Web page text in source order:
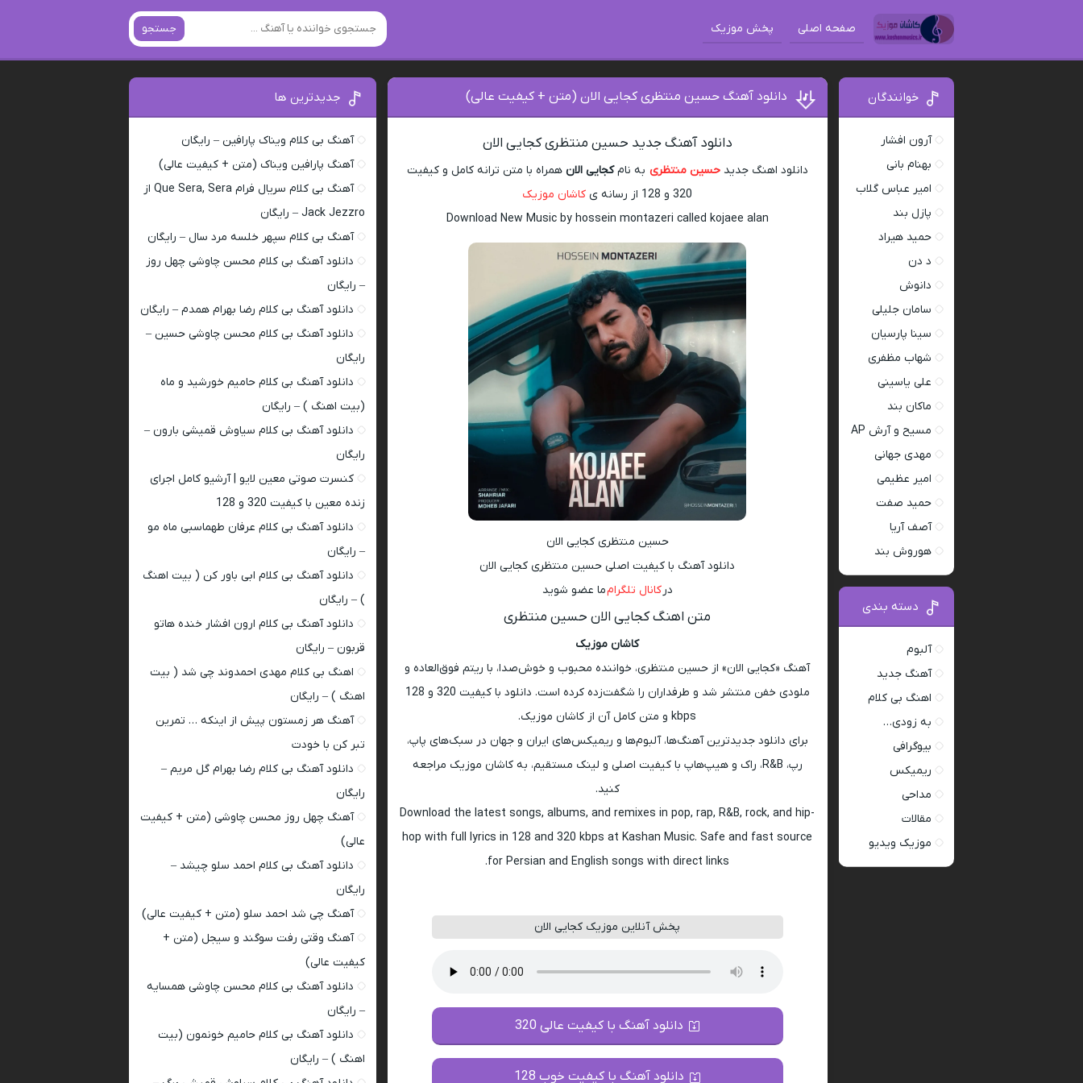
صفحه اصلی پخش موزیک جستجو
دانلود آهنگ حسین منتظری کجایی الان (متن + کیفیت عالی)
دانلود آهنگ جدید حسین منتظری کجایی الان
دانلود اهنگ جدیدحسین منتظری به نامکجایی الان همراه با متن ترانه کامل و کیفیت
320 و 128 از رسانه ی
کاشان موزیک
Download New Music by hossein montazeri called kojaee alan
حسین منتظری کجایی الان
دانلود آهنگ با کیفیت اصلی حسین منتظری کجایی الان
در کانال تلگرامما عضو شوید
متن اهنگ کجایی الان حسین منتظری
کاشان موزیک
آهنگ «کجایی الان» از حسین منتظری، خواننده محبوب و خوش‌صدا، با ریتم فوق‌العاده و
ملودی خفن منتشر شد و طرفداران را شگفت‌زده کرده است. دانلود با کیفیت 320 و 128
kbps و متن کامل آن از کاشان موزیک.
برای دانلود جدیدترین آهنگ‌ها، آلبوم‌ها و ریمیکس‌های ایران و جهان در سبک‌های پاپ،
رپ، R&B، راک و هیپ‌هاپ با کیفیت اصلی و لینک مستقیم، به کاشان موزیک مراجعه
کنید.
Download the latest songs, albums, and remixes in pop, rap, R&B, rock, and hip-
hop with full lyrics in 128 and 320 kbps at Kashan Music. Safe and fast source
for Persian and English songs with direct links.
پخش آنلاین موزیک کجایی الان
دانلود آهنگ با کیفیت عالی 320
دانلود آهنگ با کیفیت خوب 128
خوانندگان
آرون افشار
بهنام بانی
امیر عباس گلاب
پازل بند
حمید هیراد
د دن
دانوش
سامان جلیلی
سینا پارسیان
شهاب مظفری
علی یاسینی
ماکان بند
مسیح و آرش AP
مهدی جهانی
امیر عظیمی
حمید صفت
آصف آریا
هوروش بند
دسته بندی
آلبوم
آهنگ جدید
اهنگ بی کلام
به زودی…
بیوگرافی
ریمیکس
مداحی
مقالات
موزیک ویدیو
جدیدترین ها
آهنگ بی کلام ویناک پارافین – رایگان
آهنگ پارافین ویناک (متن + کیفیت عالی)
آهنگ بی کلام سریال فرام Que Sera, Sera از
Jack Jezzro – رایگان
آهنگ بی کلام سپهر خلسه مرد سال – رایگان
دانلود آهنگ بی کلام محسن چاوشی چهل روز
– رایگان
دانلود آهنگ بی کلام رضا بهرام همدم – رایگان
دانلود آهنگ بی کلام محسن چاوشی حسین –
رایگان
دانلود آهنگ بی کلام حامیم خورشید و ماه
(بیت اهنگ ) – رایگان
دانلود آهنگ بی کلام سیاوش قمیشی بارون –
رایگان
کنسرت صوتی معین لایو | آرشیو کامل اجرای
زنده معین با کیفیت 320 و 128
دانلود آهنگ بی کلام عرفان طهماسبی ماه مو
– رایگان
دانلود آهنگ بی کلام ابی باور کن ( بیت اهنگ
) – رایگان
دانلود آهنگ بی کلام ارون افشار خنده هاتو
قربون – رایگان
اهنگ بی کلام مهدی احمدوند چی شد ( بیت
اهنگ ) – رایگان
آهنگ هر زمستون پیش از اینکه … تمرین
تبر کن با خودت
دانلود آهنگ بی کلام رضا بهرام گل مریم –
رایگان
آهنگ چهل روز محسن چاوشی (متن + کیفیت
عالی)
دانلود آهنگ بی کلام احمد سلو چیشد –
رایگان
آهنگ چی شد احمد سلو (متن + کیفیت عالی)
آهنگ وقتی رفت سوگند و سیجل (متن +
کیفیت عالی)
دانلود آهنگ بی کلام محسن چاوشی همسایه
– رایگان
دانلود آهنگ بی کلام حامیم خونمون (بیت
اهنگ ) – رایگان